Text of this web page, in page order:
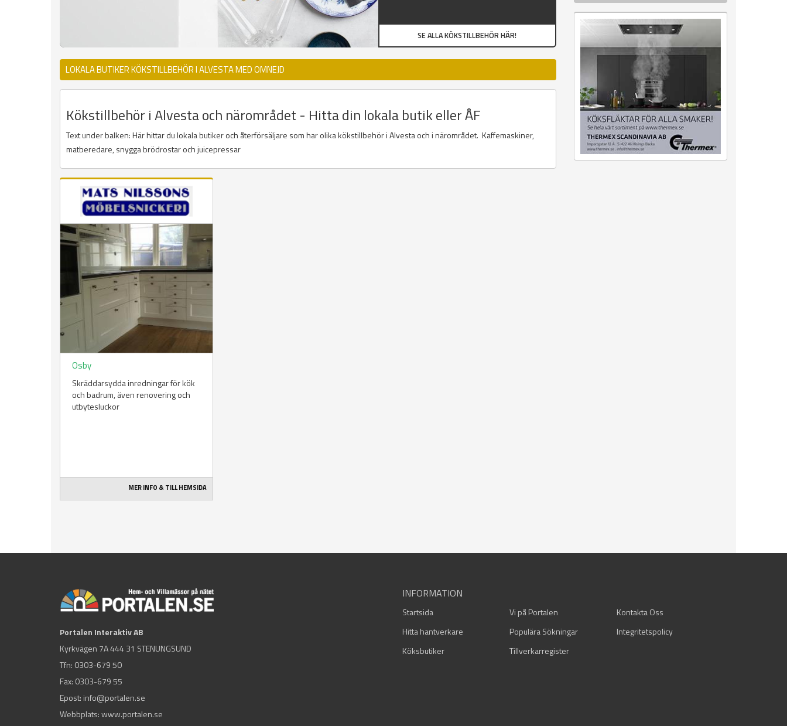
SE ALLA KÖKSTILLBEHÖR HÄR!
LOKALA BUTIKER KÖKSTILLBEHÖR I ALVESTA MED OMNEJD
Kökstillbehör i Alvesta och närområdet - Hitta din lokala butik eller ÅF
Text under balken: Här hittar du lokala butiker och återförsäljare som har olika kökstillbehör i Alvesta och i närområdet. Kaffemaskiner,
matberedare, snygga brödrostar och juicepressar
Osby
Skräddarsydda inredningar för kök
och badrum, även renovering och
utbytesluckor
MER INFO & TILL HEMSIDA
Portalen Interaktiv AB
Kyrkvägen 7A 444 31 STENUNGSUND
Tfn: 0303-679 50
Fax: 0303-679 55
Epost: info@portalen.se
Webbplats: www.portalen.se
INFORMATION
Startsida Vi på Portalen
Kontakta Oss
Hitta hantverkare
Populära Sökningar
Integritetspolicy
Köksbutiker
Tillverkarregister